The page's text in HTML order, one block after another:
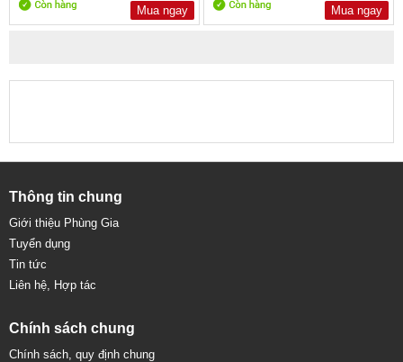
Mua ngay
Mua ngay
Thông tin chung
Giới thiệu Phùng Gia
Tuyển dụng
Tin tức
Liên hệ, Hợp tác
Chính sách chung
Chính sách, quy định chung